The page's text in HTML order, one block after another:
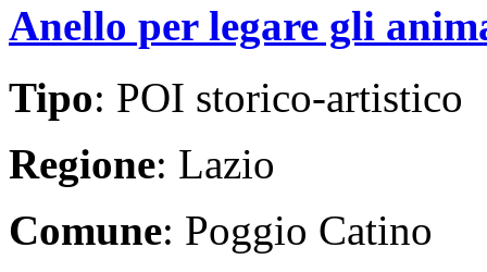
Anello per legare gli
Tipo: POI storico-artistico
Regione: Lazio
Comune: Poggio Catino